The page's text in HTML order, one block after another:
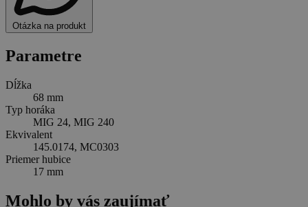
Otázka na produkt
Parametre
Dĺžka
68 mm
Typ horáka
MIG 24, MIG 240
Ekvivalent
145.0174, MC0303
Priemer hubice
17 mm
Mohlo by vás zaujímať